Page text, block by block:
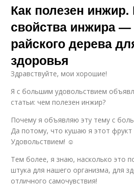
Как полезен
свойства инжира
райского дерева
здоровья
Здравствуйте, мои хорошие!
Я с большим удовольствием
статьи: чем полезен инжир?
Почему я объявляю эту тему с
Да потому, что кушаю я этот
Удовольствием! ☺
Тем более, я знаю, насколько это
штука для нашего организма, для
отличного самочувствия!